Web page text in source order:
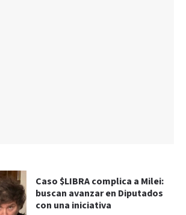
Caso $LIBRA complica a Milei:
buscan avanzar en Diputados
con una iniciativa